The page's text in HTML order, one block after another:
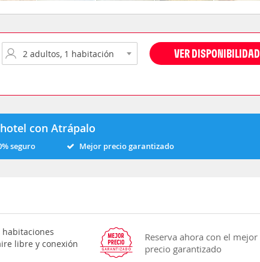
VER DISPONIBILIDAD
con Atrápalo
seguro Mejor precio garantizado
habitaciones
libre y conexión
Reserva ahora con el mejor
precio garantizado